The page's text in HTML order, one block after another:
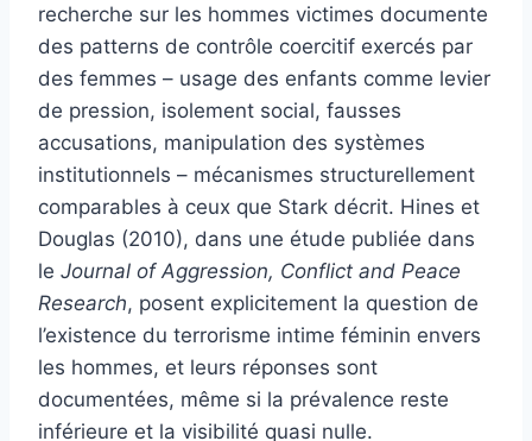
recherche sur les hommes victimes documente
des patterns de contrôle coercitif exercés par
des femmes – usage des enfants comme levier
de pression, isolement social, fausses
accusations, manipulation des systèmes
institutionnels – mécanismes structurellement
comparables à ceux que Stark décrit. Hines et
Douglas (2010), dans une étude publiée dans
le Journal of Aggression, Conflict and Peace
Research, posent explicitement la question de
l’existence du terrorisme intime féminin envers
les hommes, et leurs réponses sont
documentées, même si la prévalence reste
inférieure et la visibilité quasi nulle.